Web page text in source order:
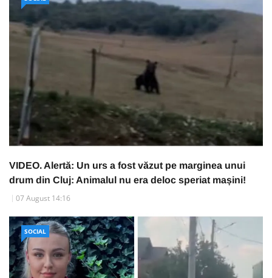
VIDEO. Alertă: Un urs a fost văzut pe marginea unui
drum din Cluj: Animalul nu era deloc speriat mașini!
07 August 14:16
SOCIAL